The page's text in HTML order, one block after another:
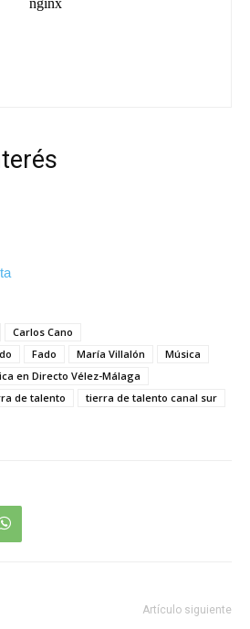
Carlos Cano
Fado María Villalón
Música
en Directo Vélez-Málaga
de talento
tierra de talento canal sur
Artículo siguiente